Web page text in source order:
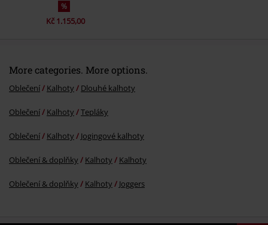
%
Kč 1.155,00
More categories. More options.
Oblečení Kalhoty Dlouhé kalhoty
Oblečení Kalhoty Tepláky
Oblečení Kalhoty Jogingové kalhoty
Oblečení & doplňky Kalhoty Kalhoty
Oblečení & doplňky Kalhoty Joggers